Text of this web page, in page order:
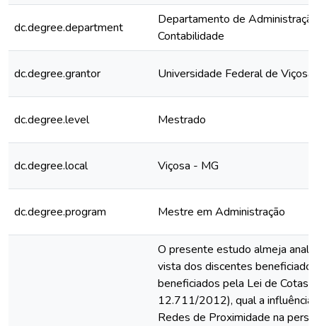
dc.degree.department
Departamento de
Contabilidade
dc.degree.grantor Universidade Federal de Viçosa
dc.degree.level Mestrado
dc.degree.local Viçosa - MG
dc.degree.program Mestre em Administração
O presente estudo almeja
vista dos discentes
beneficiados pela Lei de Cotas
12.711/2012), qual a influência
Redes de Proximidade na